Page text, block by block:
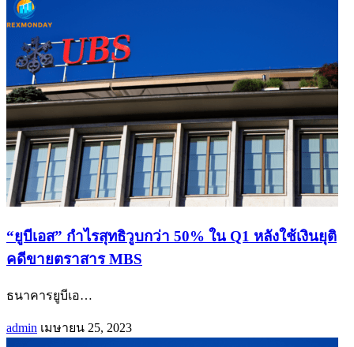
“ยูบีเอส” กำไรสุทธิวูบกว่า 50% ใน Q1 หลังใช้เงินยุติ
คดีขายตราสาร MBS
ธนาคารยูบีเอ…
admin เมษายน 25, 2023